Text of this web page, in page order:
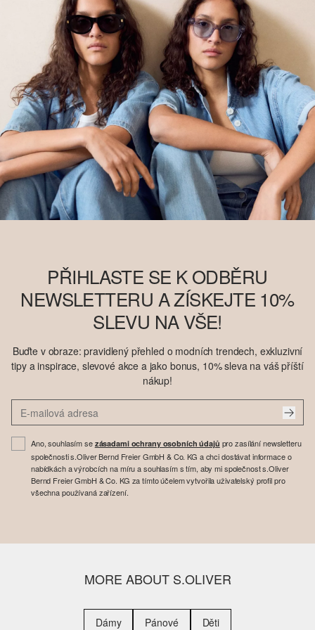
PŘIHLASTE SE K ODBĚRU
NEWSLETTERU A ZÍSKEJTE 10%
SLEVU NA VŠE!
Buďte v obraze: pravidlený přehled o modních trendech, exkluzivní
tipy a inspirace, slevové akce a jako bonus, 10% sleva na váš příští
nákup!
Ano, souhlasím se zásadami ochrany osobních údajů pro zasílání newsletteru
společnosti s.Oliver Bernd Freier GmbH & Co. KG a chci dostávat informace o
nabídkách a výrobcích na míru a souhlasím s tím, aby mi společnost s.Oliver
Bernd Freier GmbH & Co. KG za tímto účelem vytvořila uživatelský profil pro
všechna používaná zařízení.
MORE ABOUT S.OLIVER
Dámy Pánové Děti